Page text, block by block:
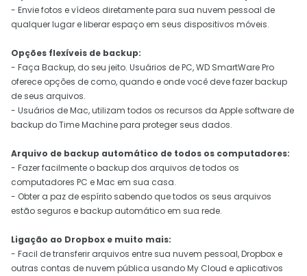
- Envie fotos e vídeos diretamente para sua nuvem pessoal de
qualquer lugar e liberar espaço em seus dispositivos móveis.
Opções flexíveis de backup:
- Faça Backup, do seu jeito. Usuários de PC, WD SmartWare Pro
oferece opções de como, quando e onde você deve fazer backup
de seus arquivos.
- Usuários de Mac, utilizam todos os recursos da Apple software de
backup do Time Machine para proteger seus dados.
Arquivo de backup automático de todos os computadores:
- Fazer facilmente o backup dos arquivos de todos os
computadores PC e Mac em sua casa.
- Obter a paz de espírito sabendo que todos os seus arquivos
estão seguros e backup automático em sua rede.
Ligação ao Dropbox e muito mais:
- Facil de transferir arquivos entre sua nuvem pessoal, Dropbox e
outras contas de nuvem pública usando My Cloud e aplicativos